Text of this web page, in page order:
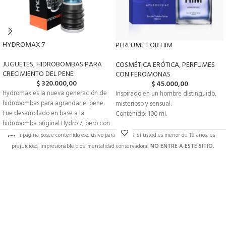
HYDROMAX 7
JUGUETES,HIDROBOMBAS PARA
CRECIMIENTO DEL PENE
$320.000,00
Hydromax es la nueva generación de
hidrobombas para agrandar el pene.
Fue desarrollado en base a la
hidrobomba original Hydro 7, pero con
una nueva bomba de fuelle y válvula
que produce 35% más poder.
PERFUME FOR HIM
COSMÉTICA ERÓTICA,PERFUMES
CON FEROMONAS
$45.000,00
Inspirado en un hombre distinguido,
misterioso y sensual.
Contenido: 100 ml.
Esta página posee contenido exclusivo para adultos. Si usted es menor de 18 años, es
prejuicioso, impresionable o de mentalidad conservadora: NO ENTRE A ESTE SITIO.